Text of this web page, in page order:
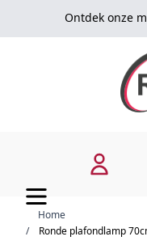
Ga naar de inhoud
Ontdek onze
Home
/
Ronde plafondlamp